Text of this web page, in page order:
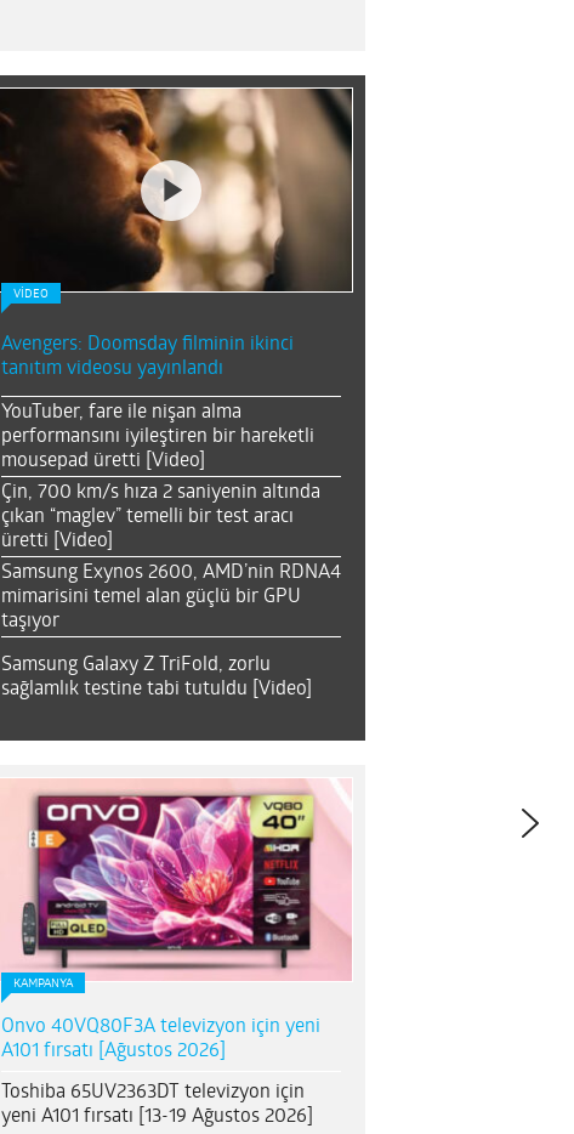
VİDEO
Avengers: Doomsday filminin ikinci
tanıtım videosu yayınlandı
YouTuber, fare ile nişan alma
performansını iyileştiren bir hareketli
mousepad üretti [Video]
Çin, 700 km/s hıza 2 saniyenin altında
çıkan “maglev” temelli bir test aracı
üretti [Video]
Samsung Exynos 2600, AMD’nin RDNA4
mimarisini temel alan güçlü bir GPU
taşıyor
Samsung Galaxy Z TriFold, zorlu
sağlamlık testine tabi tutuldu [Video]
KAMPANYA
Onvo 40VQ80F3A televizyon için yeni
A101 fırsatı [Ağustos 2026]
Toshiba 65UV2363DT televizyon için
yeni A101 fırsatı [13-19 Ağustos 2026]